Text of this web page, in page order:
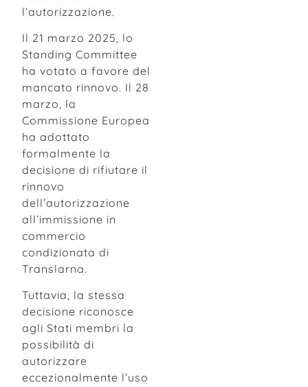
l’autorizzazione.
Il 21 marzo 2025, lo
Standing Committee
ha votato a favore del
mancato rinnovo. Il 28
marzo, la
Commissione Europea
ha adottato
formalmente la
decisione di rifiutare il
rinnovo
dell’autorizzazione
all’immissione in
commercio
condizionata di
Translarna.
Tuttavia, la stessa
decisione riconosce
agli Stati membri la
possibilità di
autorizzare
eccezionalmente l’uso